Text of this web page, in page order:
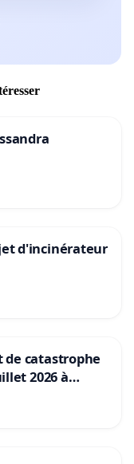
d'incinérateur
de catastrophe
2026 à